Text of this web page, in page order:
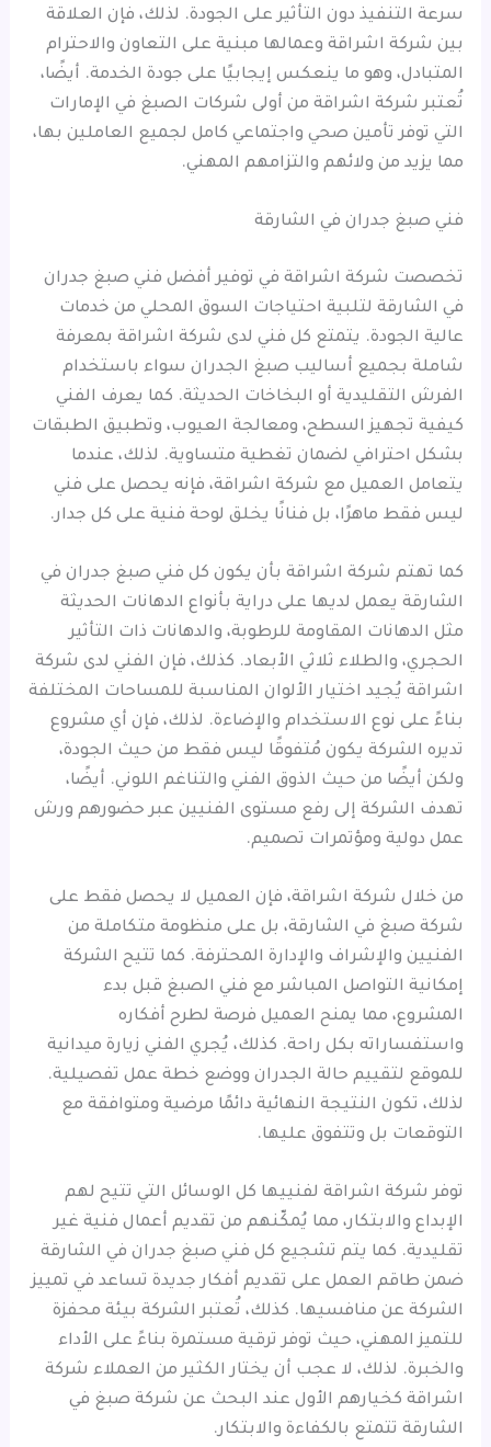
سرعة التنفيذ دون التأثير على الجودة. لذلك، فإن العلاقة
بين شركة اشراقة وعمالها مبنية على التعاون والاحترام
المتبادل، وهو ما ينعكس إيجابيًا على جودة الخدمة. أيضًا،
تُعتبر شركة اشراقة من أولى شركات الصبغ في الإمارات
التي توفر تأمين صحي واجتماعي كامل لجميع العاملين بها،
مما يزيد من ولائهم والتزامهم المهني.
فني صبغ جدران في الشارقة
تخصصت شركة اشراقة في توفير أفضل فني صبغ جدران
في الشارقة لتلبية احتياجات السوق المحلي من خدمات
عالية الجودة. يتمتع كل فني لدى شركة اشراقة بمعرفة
شاملة بجميع أساليب صبغ الجدران سواء باستخدام
الفرش التقليدية أو البخاخات الحديثة. كما يعرف الفني
كيفية تجهيز السطح، ومعالجة العيوب، وتطبيق الطبقات
بشكل احترافي لضمان تغطية متساوية. لذلك، عندما
يتعامل العميل مع شركة اشراقة، فإنه يحصل على فني
ليس فقط ماهرًا، بل فنانًا يخلق لوحة فنية على كل جدار.
كما تهتم شركة اشراقة بأن يكون كل فني صبغ جدران في
الشارقة يعمل لديها على دراية بأنواع الدهانات الحديثة
مثل الدهانات المقاومة للرطوبة، والدهانات ذات التأثير
الحجري، والطلاء ثلاثي الأبعاد. كذلك، فإن الفني لدى شركة
اشراقة يُجيد اختيار الألوان المناسبة للمساحات المختلفة
بناءً على نوع الاستخدام والإضاءة. لذلك، فإن أي مشروع
تديره الشركة يكون مُتفوقًا ليس فقط من حيث الجودة،
ولكن أيضًا من حيث الذوق الفني والتناغم اللوني. أيضًا،
تهدف الشركة إلى رفع مستوى الفنيين عبر حضورهم ورش
عمل دولية ومؤتمرات تصميم.
من خلال شركة اشراقة، فإن العميل لا يحصل فقط على
شركة صبغ في الشارقة، بل على منظومة متكاملة من
الفنيين والإشراف والإدارة المحترفة. كما تتيح الشركة
إمكانية التواصل المباشر مع فني الصبغ قبل بدء
المشروع، مما يمنح العميل فرصة لطرح أفكاره
واستفساراته بكل راحة. كذلك، يُجري الفني زيارة ميدانية
للموقع لتقييم حالة الجدران ووضع خطة عمل تفصيلية.
لذلك، تكون النتيجة النهائية دائمًا مرضية ومتوافقة مع
التوقعات بل وتتفوق عليها.
توفر شركة اشراقة لفنييها كل الوسائل التي تتيح لهم
الإبداع والابتكار، مما يُمكّنهم من تقديم أعمال فنية غير
تقليدية. كما يتم تشجيع كل فني صبغ جدران في الشارقة
ضمن طاقم العمل على تقديم أفكار جديدة تساعد في تمييز
الشركة عن منافسيها. كذلك، تُعتبر الشركة بيئة محفزة
للتميز المهني، حيث توفر ترقية مستمرة بناءً على الأداء
والخبرة. لذلك، لا عجب أن يختار الكثير من العملاء شركة
اشراقة كخيارهم الأول عند البحث عن شركة صبغ في
الشارقة تتمتع بالكفاءة والابتكار.